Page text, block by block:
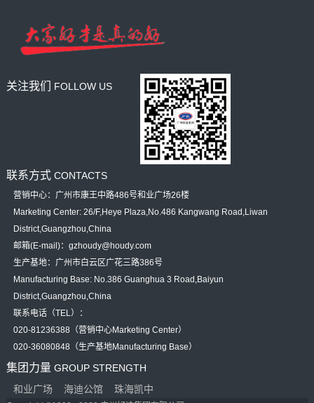
关注我们 FOLLOW US
联系方式 CONTACTS
营销中心：广州市康王中路486号和业广场26楼
Marketing Center: 26/F,Heye Plaza,No.486 Kangwang Road,Liwan
District,Guangzhou,China
邮箱(E-mail)：gzhoudy@houdy.com
生产基地：广州市白云区广花三路386号
Manufacturing Base: No.386 Guanghua 3 Road,Baiyun
District,Guangzhou,China
联系电话（TEL）：
020-81236388（营销中心Marketing Center）
020-36080848（生产基地Manufacturing Base）
集团力量 GROUP STRENGTH
和业广场
海迪公馆 珠海凯中